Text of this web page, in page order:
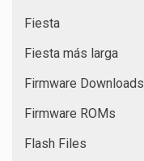
Fiesta
Fiesta más larga
Firmware Downloads
Firmware ROMs
Flash Files